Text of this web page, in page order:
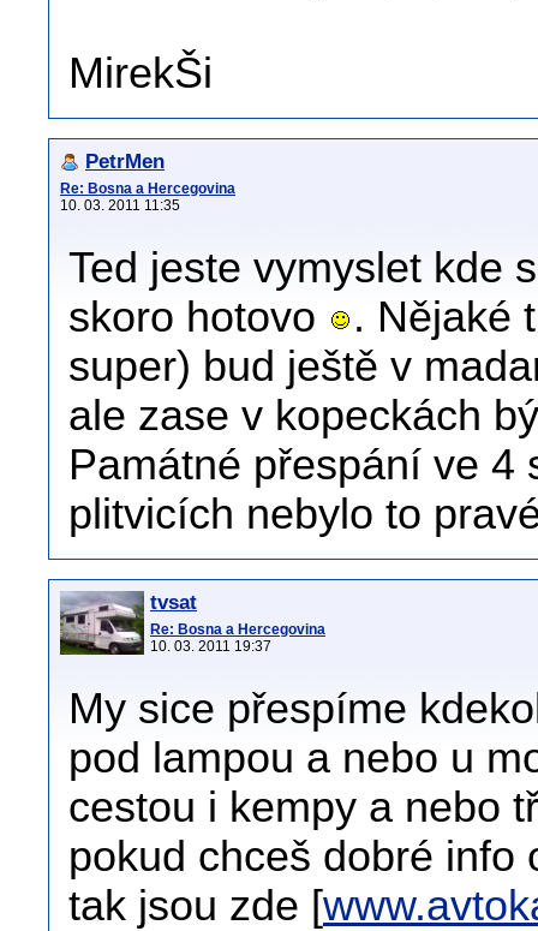
MirekŠi
PetrMen
Re: Bosna a Hercegovina
10. 03. 2011 11:35
Ted jeste vymyslet kde
skoro hotovo
. Nějaké
super) bud ještě v
ale zase v kopeckách
Památné přespání ve 4
plitvicích nebylo to
tvsat
Re: Bosna a Hercegovina
10. 03. 2011 19:37
My sice přespíme
pod lampou a nebo u
cestou i kempy a nebo
pokud chceš dobré info
tak jsou zde [